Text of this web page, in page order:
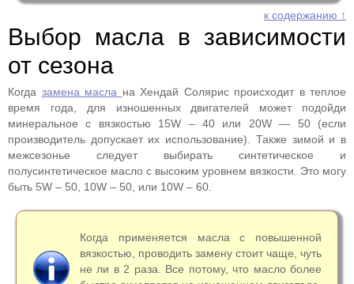
к содержанию ↑
Выбор масла в зависимости
от сезона
Когда замена масла на Хендай Солярис происходит в теплое
время года, для изношенных двигателей может подойди
минеральное с вязкостью 15W – 40 или 20W — 50 (если
производитель допускает их использование). Также зимой и в
межсезонье следует выбирать синтетическое и
полусинтетическое масло с высоким уровнем вязкости. Это могу
быть 5W – 50, 10W – 50, или 10W – 60.
Когда применяется масла с повышенной
вязкостью, проводить замену стоит чаще, чуть
не ли в 2 раза. Все потому, что масло более